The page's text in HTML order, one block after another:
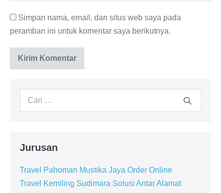
Simpan nama, email, dan situs web saya pada
peramban ini untuk komentar saya berikutnya.
Jurusan
Travel Pahoman Mustika Jaya Order Online
Travel Kemiling Sudimara Solusi Antar Alamat